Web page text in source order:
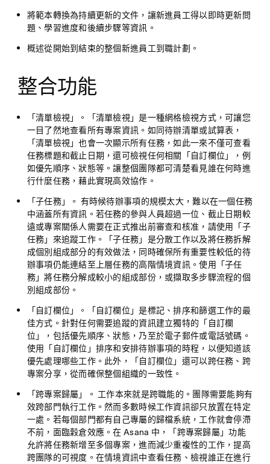
將範本轉換為持續更新的文件，讓新進員工得以即時更新問
題、學習進度和後續步驟等資訊。
概述從開始到結束的整個新進員工到職計劃。
整合功能
「清單檢視」。
「清單檢視」是一種網格檢視方式，可讓您
一目了然地查看所有專案資訊。如同待辦清單或試算表，
「清單檢視」也會一次顯示所有任務，如此一來不僅可查看
任務標題和截止日期，還可檢視任何相關「自訂欄位」，例
如優先順序、狀態等。讓整個團隊都可清楚看見誰在何時進
行什麼任務，藉此實現高效協作。
「子任務」。 有時候待辦事項的規模太大，難以在一個任務
中涵蓋所有資訊。若任務的參與人員超過一位、截止日期較
遠或專案關係人需要在正式推出前審查和核准，請使用「子
任務」來追蹤工作。「子任務」是分散工作以及將任務拆解
成個別組成部分的有效做法，同時確保所有重要性較低的待
辦事項仍能連結至上層任務的高階情境資訊。使用「子任
務」將任務分解成較小的組成部份，或擷取多步驟流程的個
別組成部份。
「自訂欄位」。
「自訂欄位」是標記、排序和篩選工作的最
佳方式。針對任何需要追蹤的資訊建立獨特的「自訂欄
位」，包括優先順序、狀態，乃至於電子郵件或電話號碼。
使用「自訂欄位」排序和安排待辦事項的時程，以便知道該
優先處理哪些工作。此外，「自訂欄位」還可以跨任務、跨
專案分享，從而確保整個組織的一致性。
「跨專案歸屬」。 工作本來就是跨職能的。團隊需要能夠有
效跨部門執行工作。然而多數時候工作資訊卻只放置在特定
一處。若每個部門都有自己專屬的歸檔系統，工作就會停滯
不前，面臨穀倉效應。在 Asana 中，「跨專案歸屬」功能
允許將任務新增至多個專案，進而減少重複性的工作，提高
跨團隊的可視度。在情境資訊中查看任務、檢視誰正在進行